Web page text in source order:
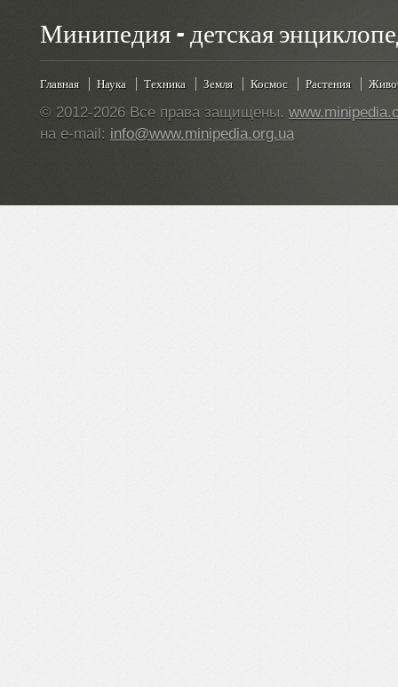
Минипедия - детская
Главная Наука Техника Земля Космос Растения
© 2012-2026 Все права защищены.
на e-mail: info@www.minipedia.org.ua